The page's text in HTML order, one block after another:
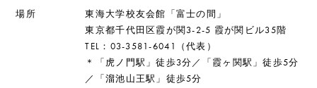
場所
東海大学校友会館「富士の間」
東京都千代田区霞が関3-2-5 霞が関ビル35階
TEL：03-3581-6041（代表）
＊「虎ノ門駅」徒歩3分／「霞ヶ関駅」徒歩5分
／「溜池山王駅」徒歩5分